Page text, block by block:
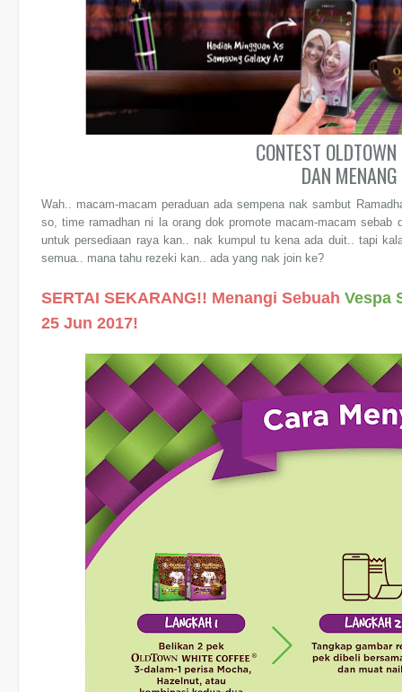
CONTEST
DAN
Wah.. macam-macam peraduan ada sempena nak sambut
so, time ramadhan ni la orang dok promote macam-macam
untuk persediaan raya kan.. nak kumpul tu kena ada duit.. tapi
semua.. mana tahu rezeki kan.. ada yang nak join ke?
SERTAI SEKARANG!! Menangi Sebuah Vespa
25 Jun 2017!